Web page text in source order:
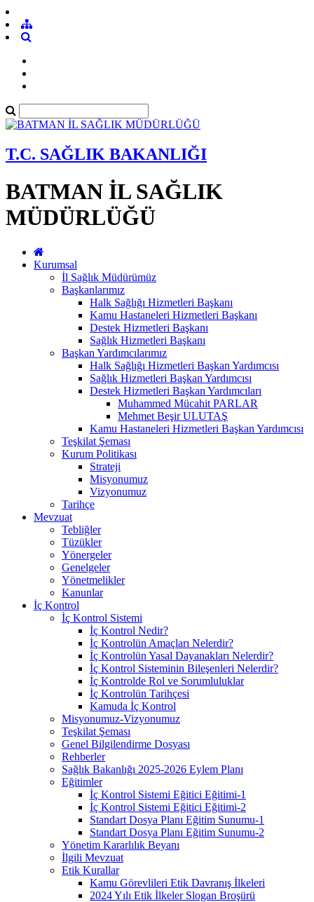
T.C. SAĞLIK BAKANLIĞI
BATMAN İL SAĞLIK
MÜDÜRLÜĞÜ
Kurumsal
İl Sağlık Müdürümüz
Başkanlarımız
Halk Sağlığı Hizmetleri Başkanı
Kamu Hastaneleri Hizmetleri Başkanı
Destek Hizmetleri Başkanı
Sağlık Hizmetleri Başkanı
Başkan Yardımcılarımız
Halk Sağlığı Hizmetleri Başkan Yardımcısı
Sağlık Hizmetleri Başkan Yardımcısı
Destek Hizmetleri Başkan Yardımcıları
Muhammed Mücahit PARLAR
Mehmet Beşir ULUTAŞ
Kamu Hastaneleri Hizmetleri Başkan Yardımcısı
Teşkilat Şeması
Kurum Politikası
Strateji
Misyonumuz
Vizyonumuz
Tarihçe
Mevzuat
Tebliğler
Tüzükler
Yönergeler
Genelgeler
Yönetmelikler
Kanunlar
İç Kontrol
İç Kontrol Sistemi
İç Kontrol Nedir?
İç Kontrolün Amaçları Nelerdir?
İç Kontrolün Yasal Dayanakları Nelerdir?
İç Kontrol Sisteminin Bileşenleri Nelerdir?
İç Kontrolde Rol ve Sorumluluklar
İç Kontrolün Tarihçesi
Kamuda İç Kontrol
Misyonumuz-Vizyonumuz
Teşkilat Şeması
Genel Bilgilendirme Dosyası
Rehberler
Sağlık Bakanlığı 2025-2026 Eylem Planı
Eğitimler
İç Kontrol Sistemi Eğitici Eğitimi-1
İç Kontrol Sistemi Eğitici Eğitimi-2
Standart Dosya Planı Eğitim Sunumu-1
Standart Dosya Planı Eğitim Sunumu-2
Yönetim Kararlılık Beyanı
İlgili Mevzuat
Etik Kurallar
Kamu Görevlileri Etik Davranış İlkeleri
2024 Yılı Etik İlkeler Slogan Broşürü